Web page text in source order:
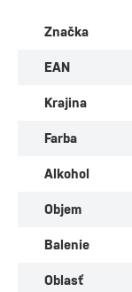
Značka
EAN
Krajina
Farba
Alkohol
Objem
Balenie
Oblasť